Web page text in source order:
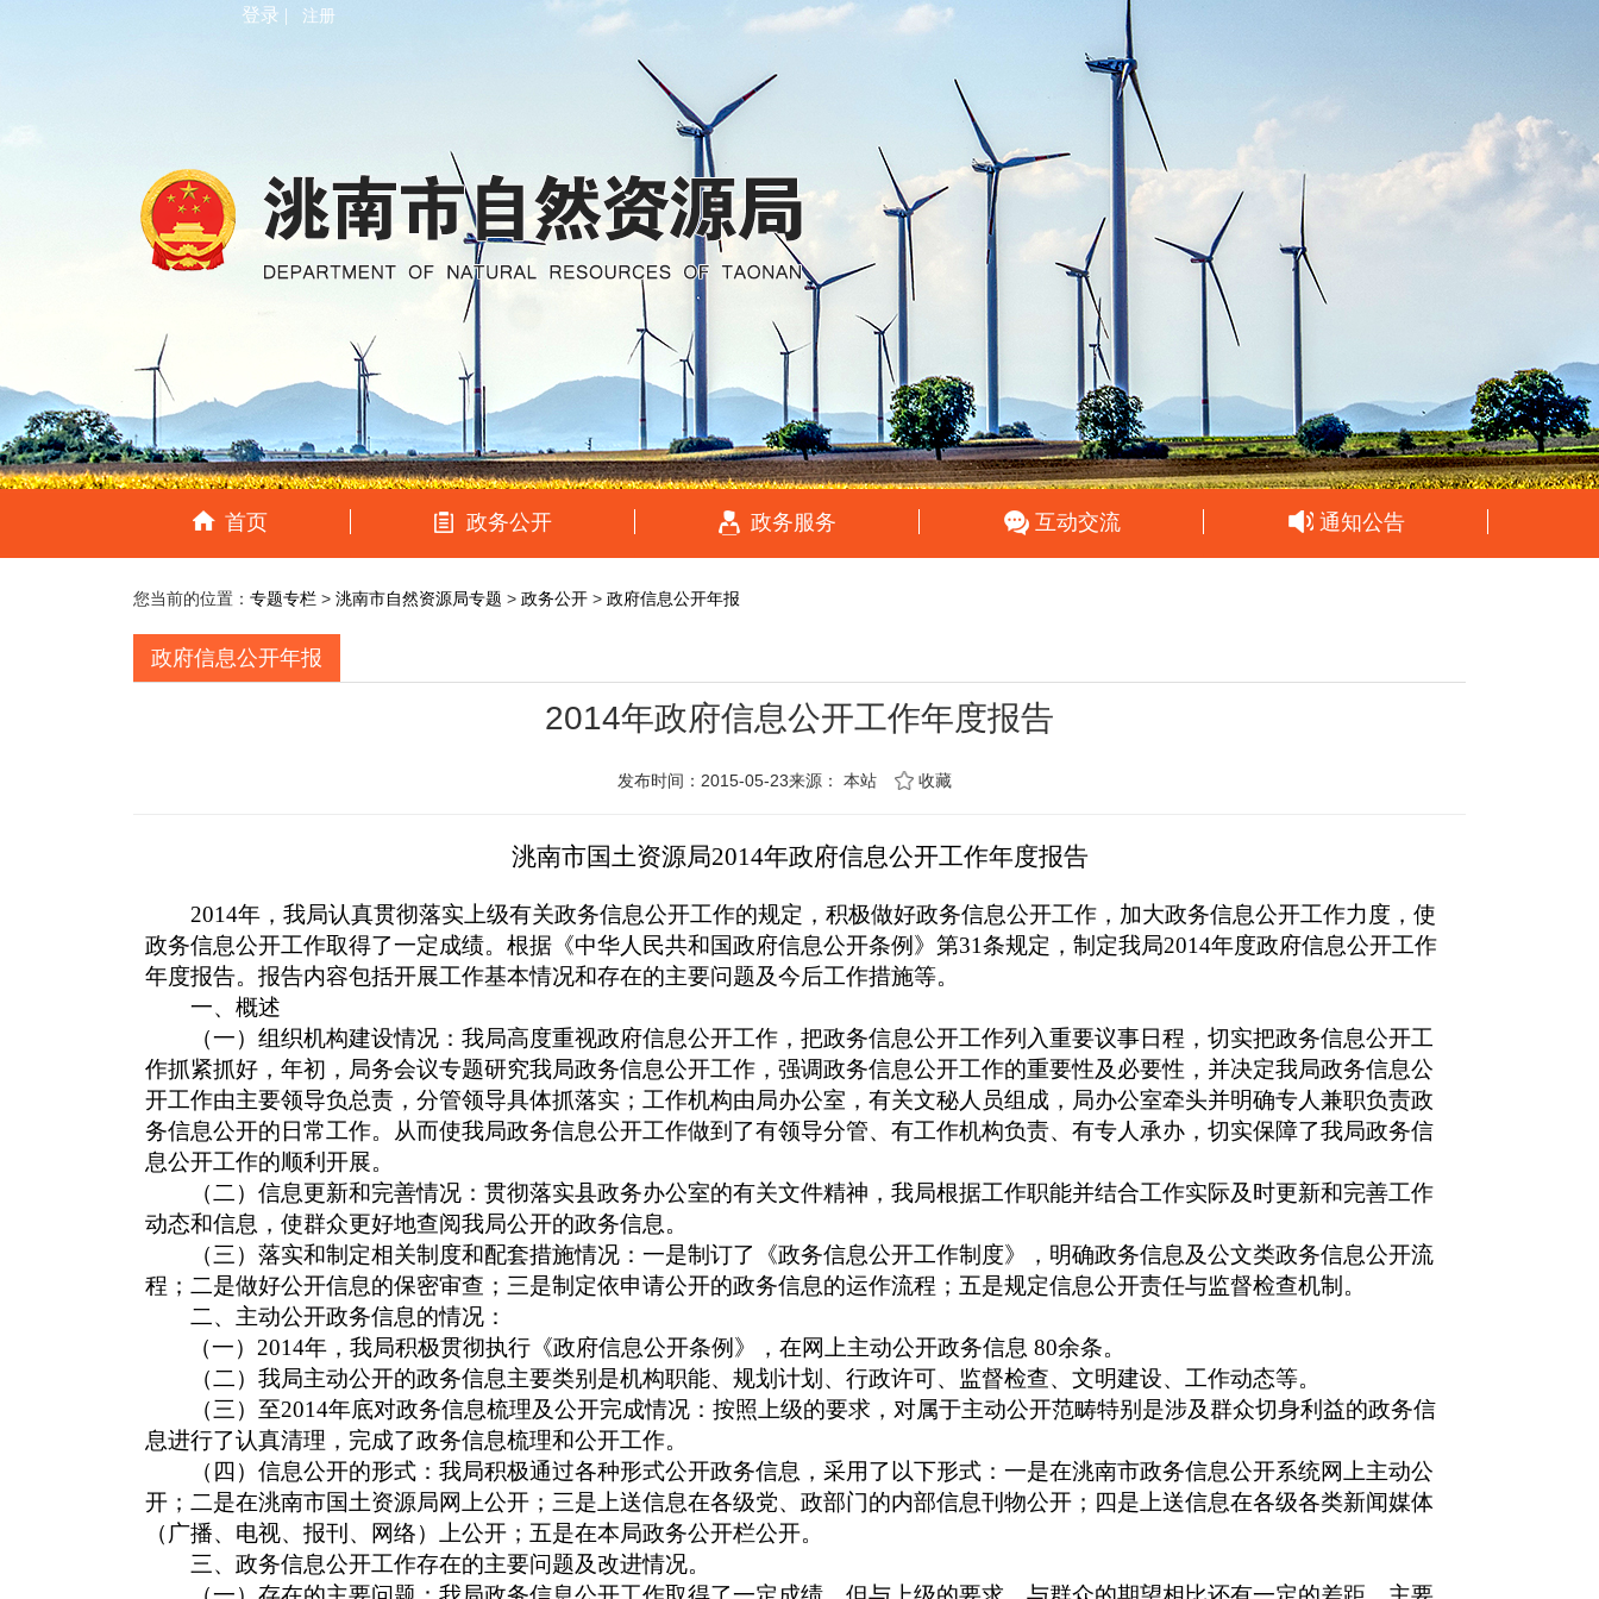
登录 | 注册
首页 政务公开 政务服务 互动交流 通知公告
您当前的位置： 专题专栏 > 洮南市自然资源局专题 > 政务公开 > 政府信息公开年报
政府信息公开年报
2014年政府信息公开工作年度报告
发布时间：2015-05-23来源： 本站 收藏
洮南市国土资源局2014年政府信息公开工作年度报告
2014年，我局认真贯彻落实上级有关政务信息公开工作的规定，积极做好政务信息公开工作，加大政务信息公开工作力度，使
政务信息公开工作取得了一定成绩。根据《中华人民共和国政府信息公开条例》第31条规定，制定我局2014年度政府信息公开工作
年度报告。报告内容包括开展工作基本情况和存在的主要问题及今后工作措施等。
一、概述
（一）组织机构建设情况：我局高度重视政府信息公开工作，把政务信息公开工作列入重要议事日程，切实把政务信息公开工
作抓紧抓好，年初，局务会议专题研究我局政务信息公开工作，强调政务信息公开工作的重要性及必要性，并决定我局政务信息公
开工作由主要领导负总责，分管领导具体抓落实；工作机构由局办公室，有关文秘人员组成，局办公室牵头并明确专人兼职负责政
务信息公开的日常工作。从而使我局政务信息公开工作做到了有领导分管、有工作机构负责、有专人承办，切实保障了我局政务信
息公开工作的顺利开展。
（二）信息更新和完善情况：贯彻落实县政务办公室的有关文件精神，我局根据工作职能并结合工作实际及时更新和完善工作
动态和信息，使群众更好地查阅我局公开的政务信息。
（三）落实和制定相关制度和配套措施情况：一是制订了《政务信息公开工作制度》，明确政务信息及公文类政务信息公开流
程；二是做好公开信息的保密审查；三是制定依申请公开的政务信息的运作流程；五是规定信息公开责任与监督检查机制。
二、主动公开政务信息的情况：
（一） 2014年，我局积极贯彻执行《政府信息公开条例》，在网上主动公开政务信息80余条。
（二）我局主动公开的政务信息主要类别是机构职能、规划计划、行政许可、监督检查、文明建设、工作动态等。
（三）至2014年底对政务信息梳理及公开完成情况：按照上级的要求，对属于主动公开范畴特别是涉及群众切身利益的政务信
息进行了认真清理，完成了政务信息梳理和公开工作。
（四）信息公开的形式：我局积极通过各种形式公开政务信息，采用了以下形式：一是在洮南市政务信息公开系统网上主动公
开；二是在洮南市国土资源局网上公开；三是上送信息在各级党、政部门的内部信息刊物公开；四是上送信息在各级各类新闻媒体
（广播、电视、报刊、网络）上公开；五是在本局政务公开栏公开。
三、政务信息公开工作存在的主要问题及改进情况。